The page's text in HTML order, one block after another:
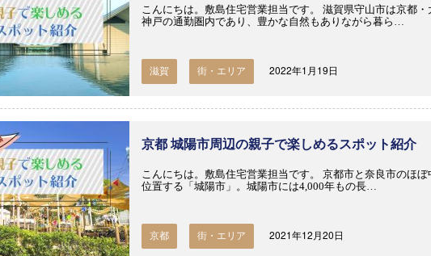
こんにちは。敷島住宅営業担当です。 滋賀県守山市は京都・
神戸の通勤圏内であり、豊かな自然もありながら暮ら…
滋賀 街・エリア 2022年1月19日
京都 城陽市周辺の親子で楽しめるスポット紹介
こんにちは。敷島住宅営業担当です。 京都市と奈良市のほぼ
位置する「城陽市」。城陽市には4,000年もの長…
京都 街・エリア 2021年12月20日